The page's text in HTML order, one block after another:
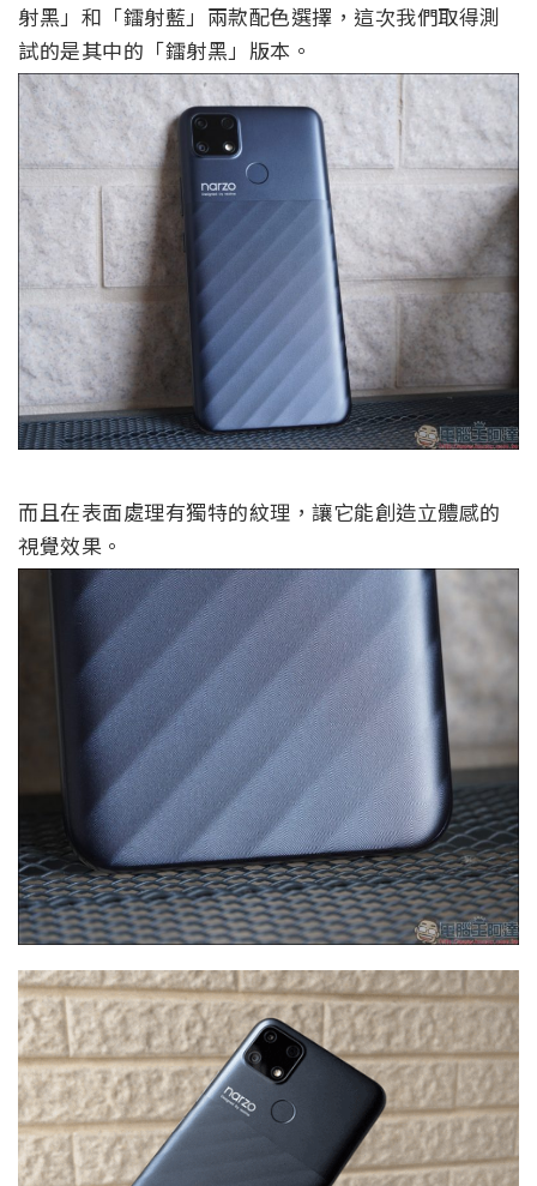
射黑」和「鐳射藍」兩款配色選擇，這次我們取得測
試的是其中的「鐳射黑」版本。
而且在表面處理有獨特的紋理，讓它能創造立體感的
視覺效果。